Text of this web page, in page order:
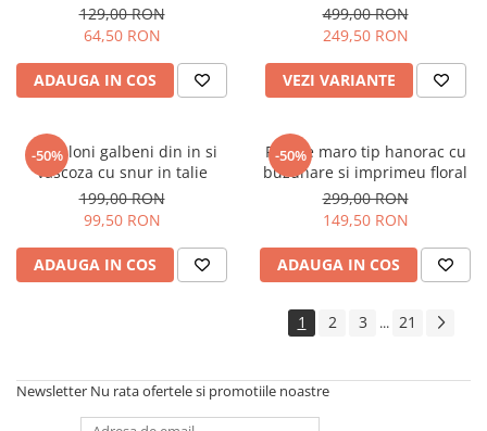
129,00 RON
64,50 RON
ADAUGA IN COS
499,00 RON
249,50 RON
VEZI VARIANTE
-50%
Pantaloni galbeni din in si
vascoza cu snur in talie
199,00 RON
99,50 RON
ADAUGA IN COS
-50%
Rochie maro tip hanorac cu
buzunare si imprimeu floral
299,00 RON
149,50 RON
ADAUGA IN COS
1 2 3 ... 21
Newsletter Nu rata ofertele si promotiile noastre